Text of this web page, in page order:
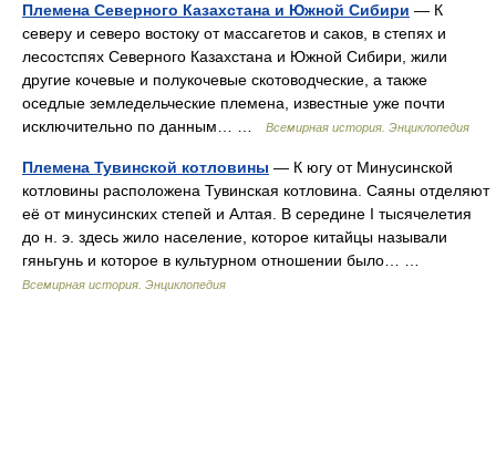
Племена Северного Казахстана и Южной Сибири — К
северу и северо востоку от массагетов и саков, в степях и
лесостспях Северного Казахстана и Южной Сибири, жили
другие кочевые и полукочевые скотоводческие, а также
оседлые земледельческие племена, известные уже почти
исключительно по данным… …
Всемирная история. Энциклопедия
Племена Тувинской котловины — К югу от Минусинской
котловины расположена Тувинская котловина. Саяны отделяют
её от минусинских степей и Алтая. В середине I тысячелетия
до н. э. здесь жило население, которое китайцы называли
гяньгунь и которое в культурном отношении было… …
Всемирная история. Энциклопедия